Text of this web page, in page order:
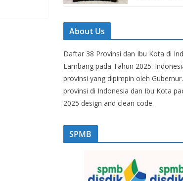
About Us
Daftar 38 Provinsi dan Ibu Kota di
Lambang pada Tahun 2025.
provinsi yang dipimpin oleh
provinsi di Indonesia dan Ibu Kota
2025 design and clean code.
SPMB